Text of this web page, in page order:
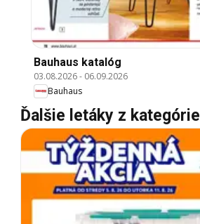
Bauhaus katalóg
03.08.2026- 06.09.2026
Bauhaus
Ďalšie letáky z kategórie